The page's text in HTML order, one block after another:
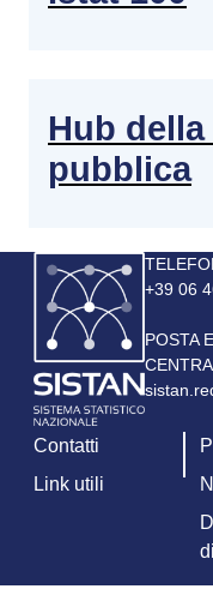
Hub
pubblica
Immagine
+39 06
POSTA
Contatti
Link utili